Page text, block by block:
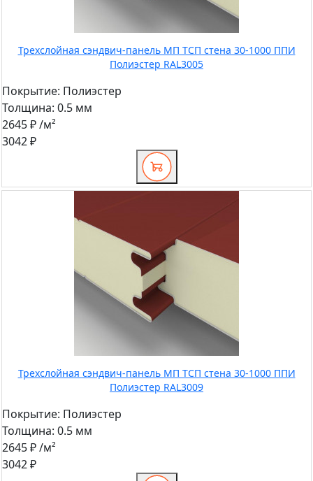
Трехслойная сэндвич-панель МП ТСП стена 30-1000 ППИ
Полиэстер RAL3005
Покрытие: Полиэстер
Толщина: 0.5 мм
2645 ₽/м²
3042 ₽
Трехслойная сэндвич-панель МП ТСП стена 30-1000 ППИ
Полиэстер RAL3009
Покрытие: Полиэстер
Толщина: 0.5 мм
2645 ₽/м²
3042 ₽